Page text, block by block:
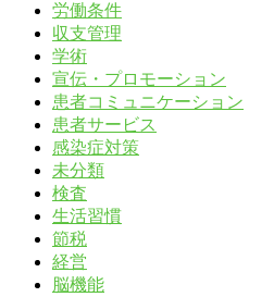
労働条件
収支管理
学術
宣伝・プロモーション
患者コミュニケーション
患者サービス
感染症対策
未分類
検査
生活習慣
節税
経営
脳機能